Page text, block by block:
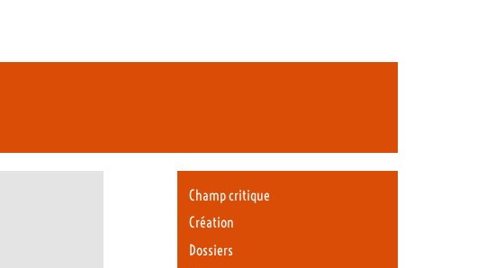
Champ critique
Création
Dossiers